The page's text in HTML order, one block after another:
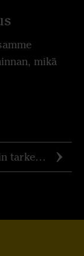
mikä